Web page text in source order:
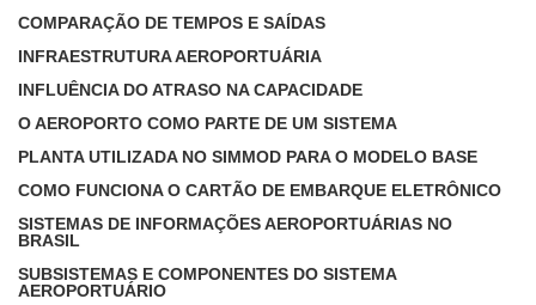
COMPARAÇÃO DE TEMPOS E SAÍDAS
INFRAESTRUTURA AEROPORTUÁRIA
INFLUÊNCIA DO ATRASO NA CAPACIDADE
O AEROPORTO COMO PARTE DE UM SISTEMA
PLANTA UTILIZADA NO SIMMOD PARA O MODELO BASE
COMO FUNCIONA O CARTÃO DE EMBARQUE ELETRÔNICO
SISTEMAS DE INFORMAÇÕES AEROPORTUÁRIAS NO
BRASIL
SUBSISTEMAS E COMPONENTES DO SISTEMA
AEROPORTUÁRIO